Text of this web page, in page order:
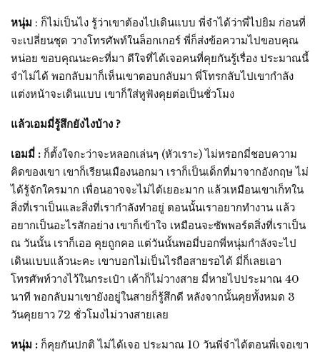
หนุ่ม : ก็ไม่เป็นไง รู้ว่าเขาต้องไปเดินแบบ พี่จำได้ว่าพี่ไปยิม ก่อนที่
จะเปลี่ยนชุด วางโทรศัพท์ในล็อกเกอร์ พี่ก็ส่งข้อความไปขอบคุณ
หน่อย ขอบคุณนะคะที่มา ดีใจที่ได้เจอคนที่คุยกันรู้เรื่อง ประมาณนี้
จำไม่ได้ พอกลับมาก็เห็นเขาตอบกลับมา พี่โทรกลับไปเขากำลัง
แต่งหน้าจะเดินแบบ เขาก็ใส่หูฟังคุยต่อเป็นชั่วโมง
แล้วเอมมี่รู้สึกยังไงบ้าง ?
เอมมี่ : ก็ตั้งใจกะว่าจะหลอกเล่นๆ (หัวเราะ) ไม่หรอกมี่ชอบความ
คิดของเขา เขาก็เรียนเมืองนอกมา เราก็เป็นเด็กที่มาจากอังกฤษ ไม่
ได้รู้จักใครมาก เพื่อนอาจจะไม่ได้เยอะมาก แล้วเหมือนเขาเก็ทใน
สิ่งที่เราเป็นและสิ่งที่เรากำลังทำอยู่ ตอนนั้นเราอยากทำงาน แล้ว
อยากเป็นอะไรสักอย่าง เขาก็เข้าใจ เหมือนจะซัพพอร์ตสิ่งที่เราเป็น
ณ วันนั้น เราก็เออ คุยถูกคอ แต่วันนั้นพอมี่บอกพี่หนุ่มกำลังจะไป
เดินแบบแล้วนะคะ เขาบอกไม่เป็นไรถือสายรอได้ มี่ก็เลยเอา
โทรศัพท์วางไว้ในกระเป๋า เค้าก็ไม่วางสาย มี่หายไปประมาณ 40
นาที พอกลับมาเขายังอยู่ในสายก็รู้สึกดี หลังจากนั้นคุยทั้งหมด 3
วันคุยยาว 72 ชั่วโมงไม่วางสายเลย
หนุ่ม : ก็คุยกันปกติ ไม่ได้เจอ ประมาณ 10 วันพี่จำได้ตอนพี่เจอเขา